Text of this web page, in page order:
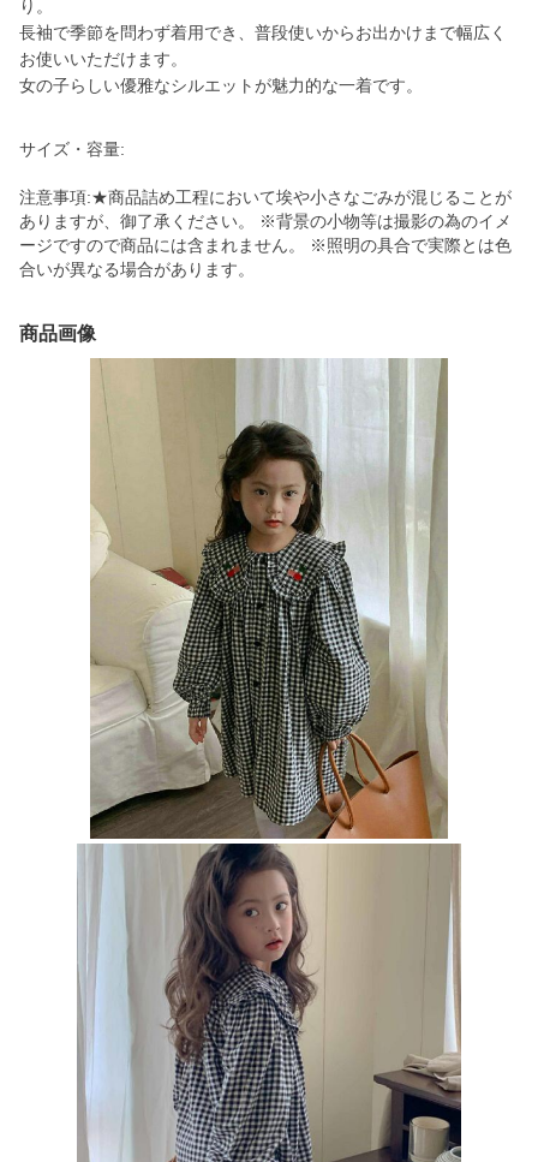
り。
長袖で季節を問わず着用でき、普段使いからお出かけまで幅広く
お使いいただけます。
女の子らしい優雅なシルエットが魅力的な一着です。
サイズ・容量:
注意事項:★商品詰め工程において埃や小さなごみが混じることが
ありますが、御了承ください。 ※背景の小物等は撮影の為のイメ
ージですので商品には含まれません。 ※照明の具合で実際とは色
合いが異なる場合があります。
商品画像